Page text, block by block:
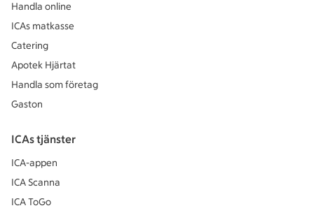
Handla online
ICAs matkasse
Catering
Apotek Hjärtat
Handla som företag
Gaston
ICAs tjänster
ICA-appen
ICA Scanna
ICA ToGo